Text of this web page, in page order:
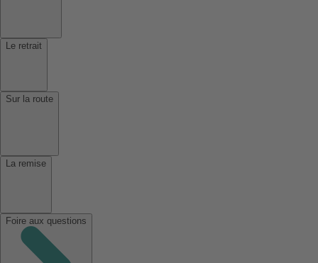
Le retrait
Sur la route
La remise
Foire aux questions